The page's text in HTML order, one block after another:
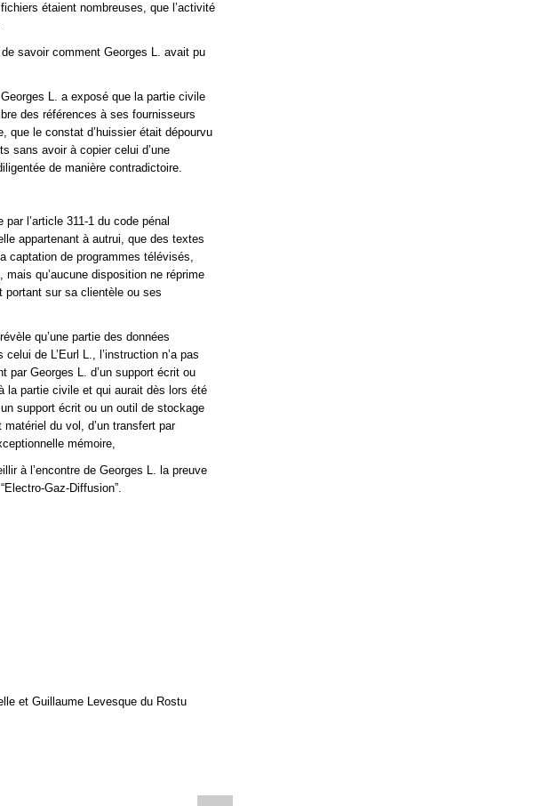
étaient nombreuses, que l’activité
de savoir comment Georges L. avait pu
L. a exposé que la partie civile
des références à ses fournisseurs
que le constat d’huissier était dépourvu
sans avoir à copier celui d’une
de manière contradictoire.
l’article 311-1 du code pénal
appartenant à autrui, que des textes
captation de programmes télévisés,
qu’aucune disposition ne réprime
portant sur sa clientèle ou ses
qu’une partie des données
de L’Eurl L., l’instruction n’a pas
par Georges L. d’un support écrit ou
la partie civile et qui aurait dès lors été
support écrit ou un outil de stockage
du vol, d’un transfert par
mémoire,
à l’encontre de Georges L. la preuve
Gaz-Diffusion”.
et Guillaume Levesque du Rostu